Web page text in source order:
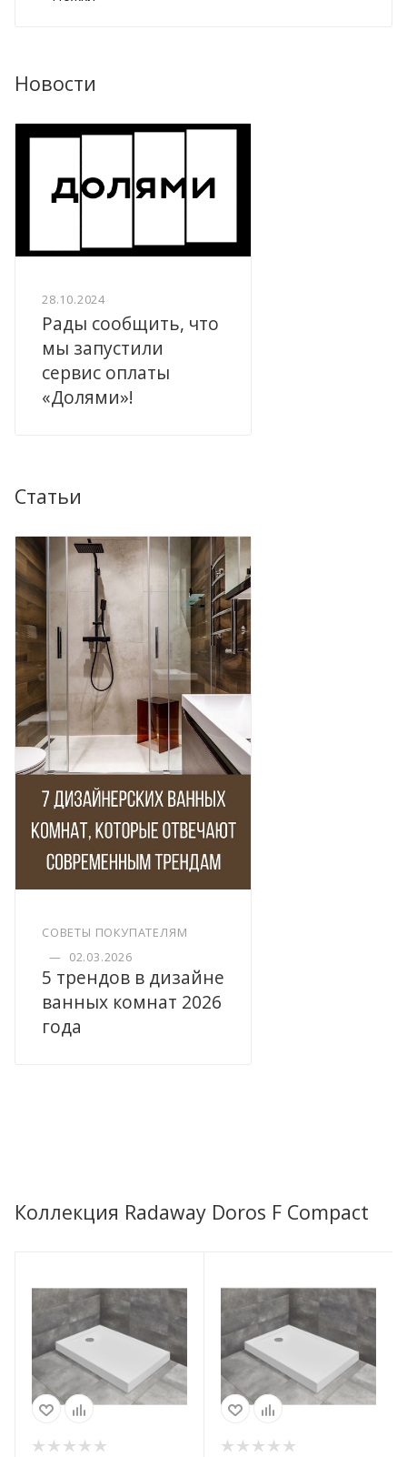
Новости
28.10.2024
Рады сообщить, что
мы запустили
сервис оплаты
«Долями»!
Статьи
СОВЕТЫ ПОКУПАТЕЛЯМ
— 02.03.2026
5 трендов в дизайне
ванных комнат 2026
года
Коллекция Radaway Doros F Compact